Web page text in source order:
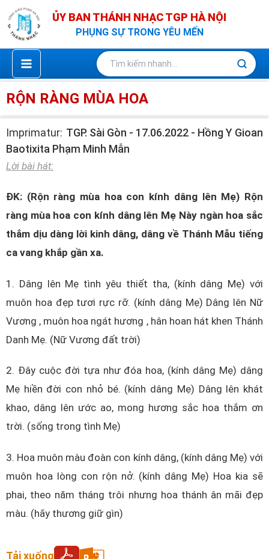
Nhảy
tới
nội
dung
ỦY BAN THÁNH NHẠC TGP HÀ NỘI
PHỤNG SỰ TRONG YÊU MẾN
RỘN RÀNG MÙA HOA
Imprimatur: TGP. Sài Gòn - 17.06.2022 - Hồng Y Gioan
Baotixita Phạm Minh Mẫn
Lời bài hát:
ĐK: (Rộn ràng mùa hoa con kính dâng lên Mẹ) Rộn
ràng mùa hoa con kính dâng lên Mẹ Này ngàn hoa sắc
thắm dịu dàng lời kinh dâng, dâng về Thánh Mẫu tiếng
ca vang khắp gần xa.
1. Dâng lên Mẹ tình yêu thiết tha, (kính dâng Mẹ) với
muôn hoa đẹp tươi rực rỡ. (kính dâng Mẹ) Dâng lên Nữ
Vương , muôn hoa ngát hương , hân hoan hát khen Thánh
Danh Mẹ. (Nữ Vương đất trời)
2. Đây cuộc đời tựa như đóa hoa, (kính dâng Mẹ) dâng
Mẹ hiền đời con nhỏ bé. (kính dâng Mẹ) Dâng lên khát
khao, dâng lên ước ao, mong hương sắc hoa thắm ơn
trời. (sống trong tình Mẹ)
3. Hoa muôn màu đoàn con kính dâng, (kính dâng Mẹ) với
muôn hoa lòng con rộn nở. (kính dâng Mẹ) Hoa kia sẽ
phai, theo năm tháng trôi nhưng hoa thánh ân mãi đẹp
màu. (hãy thương giữ gìn)
Tải xuống